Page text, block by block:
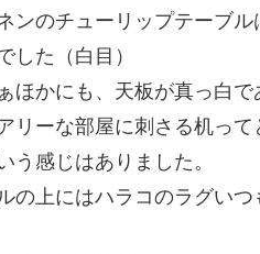
ンのチューリップテーブ
した（白目）
ほかにも、天板が真っ白
リーな部屋に刺さる机っ
う感じはありました。
の上にはハラコのラグいつ